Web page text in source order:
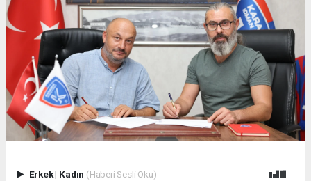
Erkek| Kadın (Haberi Sesli Oku)